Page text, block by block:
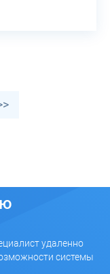
удаленно
системы